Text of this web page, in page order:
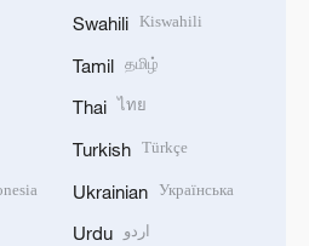
Swahili Kiswahili
Tamil தமிழ்
Thai ไทย
Turkish Türkçe
Ukrainian Українська
Urdu اردو